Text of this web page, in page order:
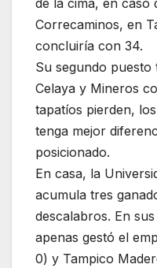
de la cima, en caso
Correcaminos, en
concluiría con 34.
Su segundo
Celaya y Mineros
tapatíos pierden,
tenga mejor
posicionado.
En casa, la
acumula tres
descalabros. En
apenas gestó el
0) y Tampico